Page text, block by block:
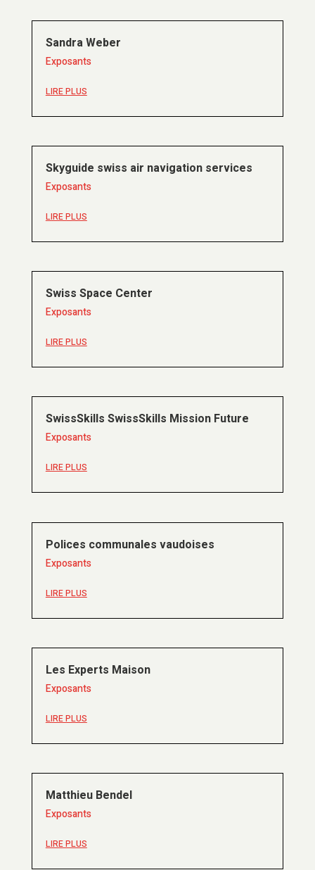
Sandra Weber
Exposants
LIRE PLUS
Skyguide swiss air navigation services
Exposants
LIRE PLUS
Swiss Space Center
Exposants
LIRE PLUS
SwissSkills SwissSkills Mission Future
Exposants
LIRE PLUS
Polices communales vaudoises
Exposants
LIRE PLUS
Les Experts Maison
Exposants
LIRE PLUS
Matthieu Bendel
Exposants
LIRE PLUS